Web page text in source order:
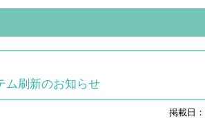
ム刷新のお知らせ
掲載日